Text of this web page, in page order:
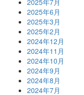
2025年6月
2025年3月
2025年2月
2024年12月
2024年11月
2024年10月
2024年9月
2024年8月
2024年7月